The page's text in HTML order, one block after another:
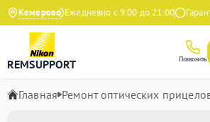
Кемерово
на Яндекс Ежедневно с 9:00 до 21:00
REMSUPPORT Позвонить
Главная Ремонт оптических